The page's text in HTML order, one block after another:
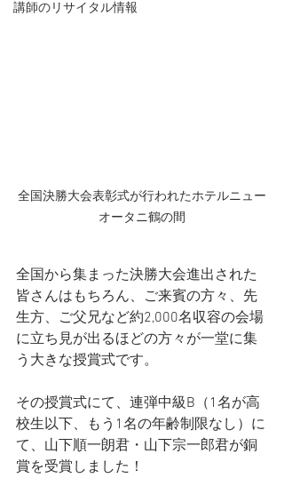
講師のリサイタル情報
全国決勝大会表彰式が行われたホテルニュー
オータニ鶴の間
全国から集まった決勝大会進出された
皆さんはもちろん、ご来賓の方々、先
生方、ご父兄など約2,000名収容の会場
に立ち見が出るほどの方々が一堂に集
う大きな授賞式です。
その授賞式にて、連弾中級B（1名が高
校生以下、もう1名の年齢制限なし）に
て、山下順一朗君・山下宗一郎君が銅
賞を受賞しました！